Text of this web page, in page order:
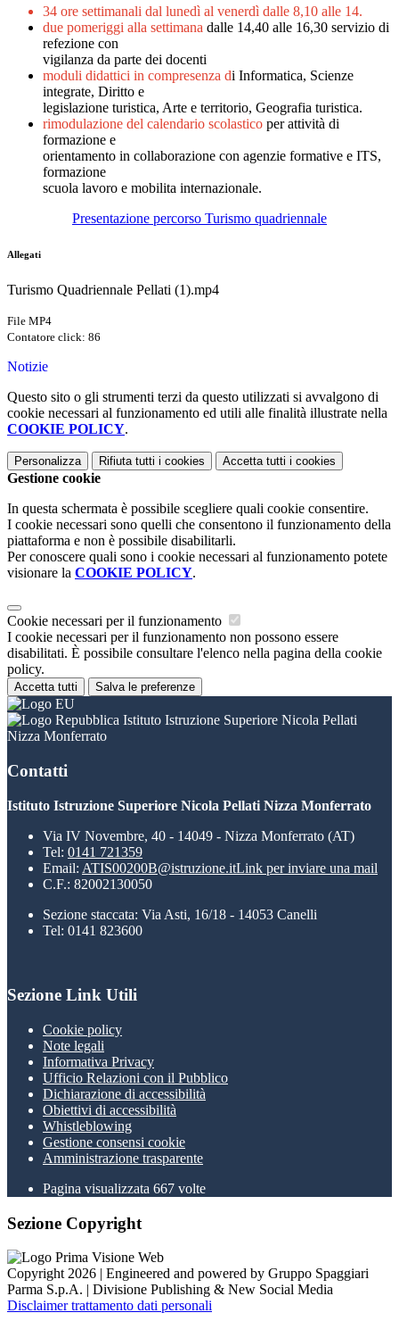
34 ore settimanali dal lunedì al venerdì dalle 8,10 alle 14.
due pomeriggi alla settimana dalle 14,40 alle 16,30 servizio di
refezione con
vigilanza da parte dei docenti
moduli didattici in compresenza di Informatica, Scienze
integrate, Diritto e
legislazione turistica, Arte e territorio, Geografia turistica.
rimodulazione del calendario scolastico per attività di
formazione e
orientamento in collaborazione con agenzie formative e ITS,
formazione
scuola lavoro e mobilita internazionale.
Presentazione percorso Turismo quadriennale
Allegati
Turismo Quadriennale Pellati (1).mp4
File MP4
Contatore click: 86
Notizie
Questo sito o gli strumenti terzi da questo utilizzati si avvalgono di
cookie necessari al funzionamento ed utili alle finalità illustrate nella
COOKIE POLICY.
Personalizza Rifiuta tutti i cookies Accetta tutti i cookies
Gestione cookie
In questa schermata è possibile scegliere quali cookie consentire.
I cookie necessari sono quelli che consentono il funzionamento della
piattaforma e non è possibile disabilitarli.
Per conoscere quali sono i cookie necessari al funzionamento potete
visionare la COOKIE POLICY.
Cookie necessari per il funzionamento
I cookie necessari per il funzionamento non possono essere
disabilitati. È possibile consultare l'elenco nella pagina della cookie
policy.
Accetta tutti Salva le preferenze
Istituto Istruzione Superiore Nicola Pellati
Nizza Monferrato
Contatti
Istituto Istruzione Superiore Nicola Pellati Nizza Monferrato
Via IV Novembre, 40 - 14049 - Nizza Monferrato (AT)
Tel: 0141 721359
Email: ATIS00200B@istruzione.itLink per inviare una mail
C.F.: 82002130050
Sezione staccata: Via Asti, 16/18 - 14053 Canelli
Tel: 0141 823600
Sezione Link Utili
Cookie policy
Note legali
Informativa Privacy
Ufficio Relazioni con il Pubblico
Dichiarazione di accessibilità
Obiettivi di accessibilità
Whistleblowing
Gestione consensi cookie
Amministrazione trasparente
Pagina visualizzata 667 volte
Sezione Copyright
Copyright 2026 | Engineered and powered by Gruppo Spaggiari
Parma S.p.A. | Divisione Publishing & New Social Media
Disclaimer trattamento dati personali